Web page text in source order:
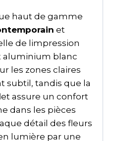
haut de gamme
et
de limpression
aluminium blanc
les zones claires
subtil, tandis que la
assure un confort
dans les pièces
détail des fleurs
lumière par une